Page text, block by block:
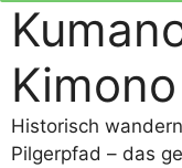
Kimono
Historisch
Pilgerpfad – das